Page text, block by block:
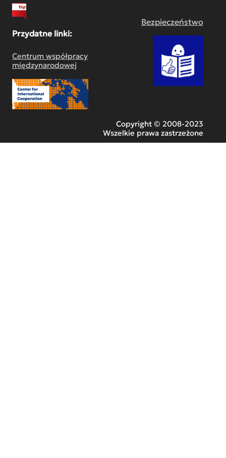
Przydatne linki:
Centrum współpracy
międzynarodowej
Bezpieczeństwo
Copyright © 2008-2023
Wszelkie prawa zastrzeżone